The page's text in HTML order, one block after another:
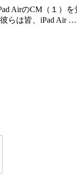
AirのCM（１）
らは皆、iPad Air …